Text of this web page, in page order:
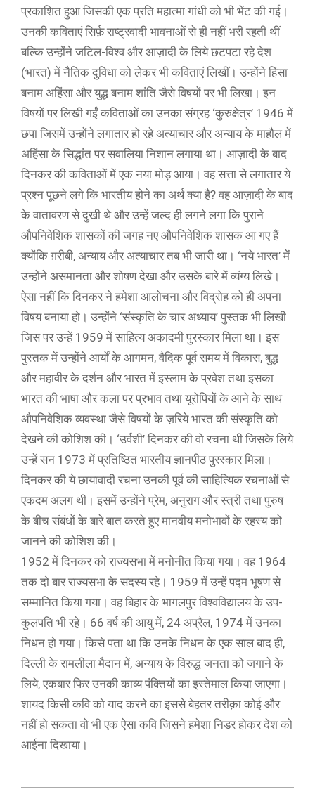
प्रकाशित हुआ जिसकी एक प्रति महात्मा गांधी को भी भेंट की गई।
उनकी कविताएं सिर्फ़ राष्ट्रवादी भावनाओं से ही नहीं भरी रहती थीं
बल्कि उन्होंने जटिल-विश्व और आज़ादी के लिये छटपटा रहे देश
(भारत) में नैतिक दुविधा को लेकर भी कविताएं लिखीं। उन्होंने हिंसा
बनाम अहिंसा और युद्ध बनाम शांति जैसे विषयों पर भी लिखा। इन
विषयों पर लिखी गईं कविताओं का उनका संग्रह ‘कुरुक्षेत्र’ 1946 में
छपा जिसमें उन्होंने लगातार हो रहे अत्याचार और अन्याय के माहौल में
अहिंसा के सिद्धांत पर सवालिया निशान लगाया था। आज़ादी के बाद
दिनकर की कविताओं में एक नया मोड़ आया। वह सत्ता से लगातार ये
प्रश्न पूछने लगे कि भारतीय होने का अर्थ क्या है? वह आज़ादी के बाद
के वातावरण से दुखी थे और उन्हें जल्द ही लगने लगा कि पुराने
औपनिवेशिक शासकों की जगह नए औपनिवेशिक शासक आ गए हैं
क्योंकि ग़रीबी, अन्याय और अत्याचार तब भी जारी था। ‘नये भारत’ में
उन्होंने असमानता और शोषण देखा और उसके बारे में व्यंग्य लिखे।
ऐसा नहीं कि दिनकर ने हमेशा आलोचना और विद्रोह को ही अपना
विषय बनाया हो। उन्होंने ‘संस्कृति के चार अध्याय’ पुस्तक भी लिखी
जिस पर उन्हें 1959 में साहित्य अकादमी पुरस्कार मिला था। इस
पुस्तक में उन्होंने आर्यों के आगमन, वैदिक पूर्व समय में विकास, बुद्ध
और महावीर के दर्शन और भारत में इस्लाम के प्रवेश तथा इसका
भारत की भाषा और कला पर प्रभाव तथा यूरोपियों के आने के साथ
औपनिवेशिक व्यवस्था जैसे विषयों के ज़रिये भारत की संस्कृति को
देखने की कोशिश की। ‘उर्वशी’ दिनकर की वो रचना थी जिसके लिये
उन्हें सन 1973 में प्रतिष्ठित भारतीय ज्ञानपीठ पुरस्कार मिला।
दिनकर की ये छायावादी रचना उनकी पूर्व की साहित्यिक रचनाओं से
एकदम अलग थी। इसमें उन्होंने प्रेम, अनुराग और स्त्री तथा पुरुष
के बीच संबंधों के बारे बात करते हुए मानवीय मनोभावों के रहस्य को
जानने की कोशिश की।
1952 में दिनकर को राज्यसभा में मनोनीत किया गया। वह 1964
तक दो बार राज्यसभा के सदस्य रहे। 1959 में उन्हें पद्म भूषण से
सम्मानित किया गया। वह बिहार के भागलपुर विश्वविद्यालय के उप-
कुलपति भी रहे। 66 वर्ष की आयु में, 24 अप्रैल, 1974 में उनका
निधन हो गया। किसे पता था कि उनके निधन के एक साल बाद ही,
दिल्ली के रामलीला मैदान में, अन्याय के विरुद्ध जनता को जगाने के
लिये, एकबार फिर उनकी काव्य पंक्तियों का इस्तेमाल किया जाएगा।
शायद किसी कवि को याद करने का इससे बेहतर तरीक़ा कोई और
नहीं हो सकता वो भी एक ऐसा कवि जिसने हमेशा निडर होकर देश को
आईना दिखाया।